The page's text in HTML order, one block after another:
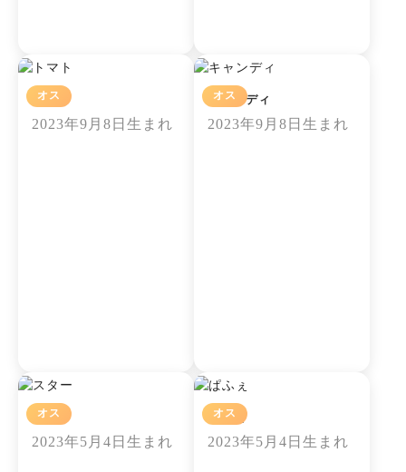
トマト
オス
2023年9月8日生まれ
キャンディ
オス
2023年9月8日生まれ
スター
オス
2023年5月4日生まれ
ぱふぇ
オス
2023年5月4日生まれ